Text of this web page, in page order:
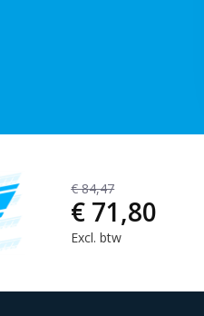
€ 84,47
€ 71,80
Excl. btw